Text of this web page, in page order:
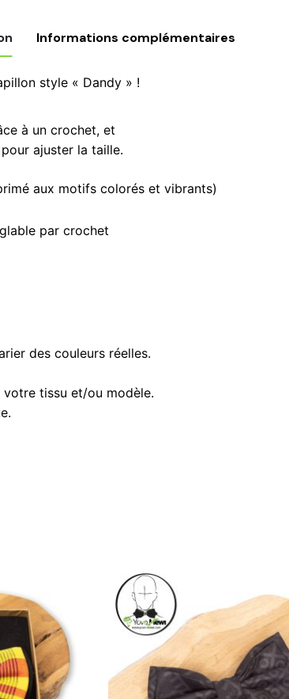
,papillons
n.20
Informations complémentaires
style « Dandy » !
à un crochet, et
ajuster la taille.
aux motifs colorés et vibrants)
par crochet
des couleurs réelles.
tissu et/ou modèle.
+ Pochette, Noeud Papillon